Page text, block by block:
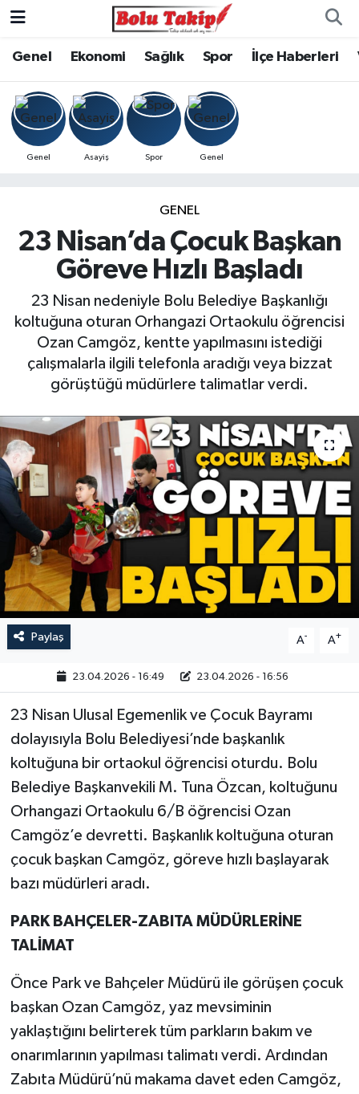
Genel Ekonomi Sağlık Spor İlçe Haberleri
Genel Asayiş Spor Genel
GENEL
23 Nisan’da Çocuk Başkan
Göreve Hızlı Başladı
23 Nisan nedeniyle Bolu Belediye Başkanlığı
koltuğuna oturan Orhangazi Ortaokulu öğrencisi
Ozan Camgöz, kentte yapılmasını istediği
çalışmalarla ilgili telefonla aradığı veya bizzat
görüştüğü müdürlere talimatlar verdi.
Paylaş A- A+
23.04.2026 - 16:49 23.04.2026 - 16:56
23 Nisan Ulusal Egemenlik ve Çocuk Bayramı
dolayısıyla Bolu Belediyesi’nde başkanlık
koltuğuna bir ortaokul öğrencisi oturdu. Bolu
Belediye Başkanvekili M. Tuna Özcan, koltuğunu
Orhangazi Ortaokulu 6/B öğrencisi Ozan
Camgöz’e devretti. Başkanlık koltuğuna oturan
çocuk başkan Camgöz, göreve hızlı başlayarak
bazı müdürleri aradı.
PARK BAHÇELER-ZABITA MÜDÜRLERİNE
TALİMAT
Önce Park ve Bahçeler Müdürü ile görüşen çocuk
başkan Ozan Camgöz, yaz mevsiminin
yaklaştığını belirterek tüm parkların bakım ve
onarımlarının yapılması talimatı verdi. Ardından
Zabıta Müdürü’nü makama davet eden Camgöz,